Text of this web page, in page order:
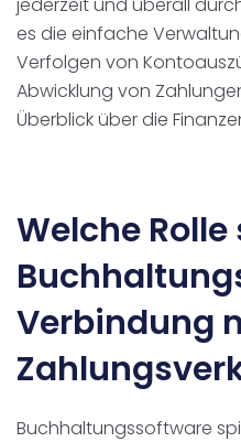
es die einfache
Verfolgen von
Abwicklung von
Überblick über die
Welche
Verbindung
Buchhaltungssoftware